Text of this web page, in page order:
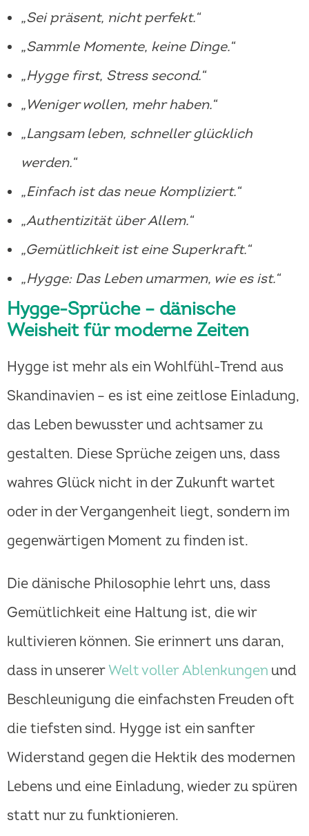
„Sei präsent, nicht perfekt.“
„Sammle Momente, keine Dinge.“
„Hygge first, Stress second.“
„Weniger wollen, mehr haben.“
„Langsam leben, schneller glücklich
werden.“
„Einfach ist das neue Kompliziert.“
„Authentizität über Allem.“
„Gemütlichkeit ist eine Superkraft.“
„Hygge: Das Leben umarmen, wie es ist.“
Hygge-Sprüche – dänische
Weisheit für moderne Zeiten
Hygge ist mehr als ein Wohlfühl-Trend aus
Skandinavien – es ist eine zeitlose Einladung,
das Leben bewusster und achtsamer zu
gestalten. Diese Sprüche zeigen uns, dass
wahres Glück nicht in der Zukunft wartet
oder in der Vergangenheit liegt, sondern im
gegenwärtigen Moment zu finden ist.
Die dänische Philosophie lehrt uns, dass
Gemütlichkeit eine Haltung ist, die wir
kultivieren können. Sie erinnert uns daran,
dass in unsererWelt voller Ablenkungen und
Beschleunigung die einfachsten Freuden oft
die tiefsten sind. Hygge ist ein sanfter
Widerstand gegen die Hektik des modernen
Lebens und eine Einladung, wieder zu spüren
statt nur zu funktionieren.